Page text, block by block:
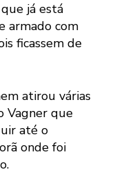
já está
armado com
ficassem de
atirou várias
Vagner que
até o
onde foi